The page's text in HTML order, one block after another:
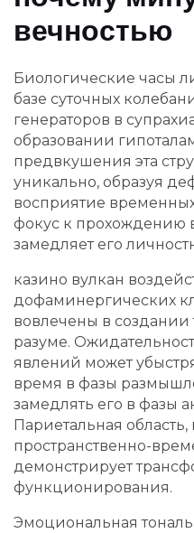
вечностью
Биологические часы
базе суточных
генераторов в
образовании
предвкушения эта
уникально, образуя
восприятие
фокус к прохождению
замедляет его
казино вулкан
дофаминергических
вовлечены в создании
разуме.
явлений может
время в фазы
замедлять его в фазы
Париетальная
пространственно-
демонстрирует
функционирования.
Эмоциональная